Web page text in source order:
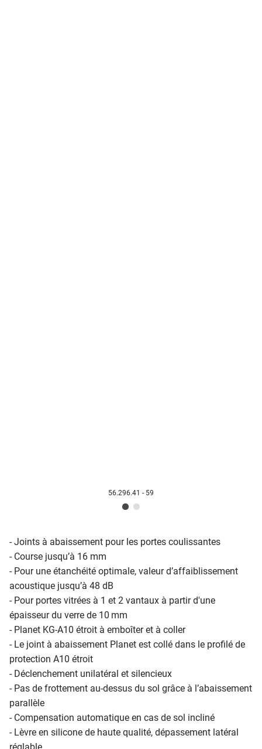
56.296.41 - 59
- Joints à abaissement pour les portes coulissantes
- Course jusqu’à 16 mm
- Pour une étanchéité optimale, valeur d’affaiblissement
acoustique jusqu’à 48 dB
- Pour portes vitrées à 1 et 2 vantaux à partir d'une
épaisseur du verre de 10 mm
- Planet KG-A10 étroit à emboîter et à coller
- Le joint à abaissement Planet est collé dans le profilé de
protection A10 étroit
- Déclenchement unilatéral et silencieux
- Pas de frottement au-dessus du sol grâce à l’abaissement
parallèle
- Compensation automatique en cas de sol incliné
- Lèvre en silicone de haute qualité, dépassement latéral